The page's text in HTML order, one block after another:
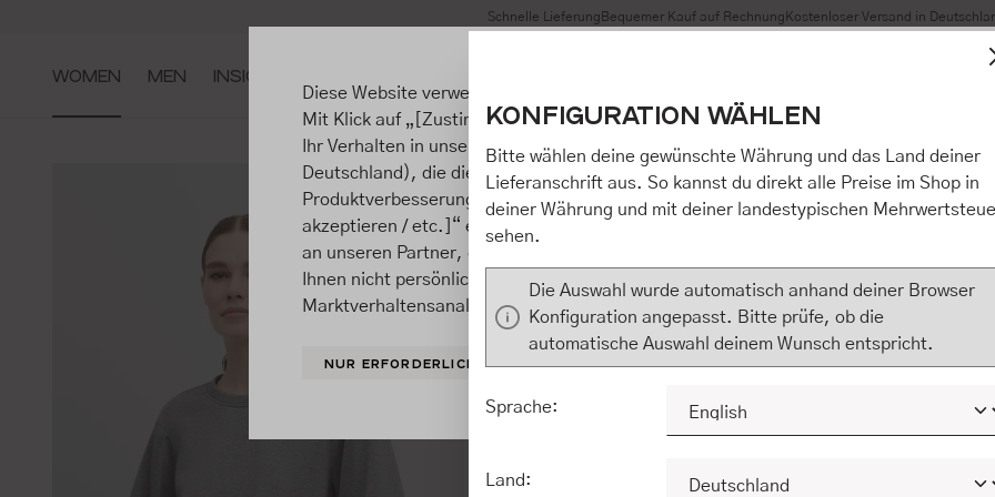
Zur Hauptnavigation springen Schnelle Lieferung Bequemer Kauf auf Rechnung Kostenloser Versand in
WOMEN MEN INSIGHTS
Diese Website verwendet Cookies, um eine bestmögliche Erfahrung bieten zu können.
Mit Klick auf „[Zustimmen / Alles akzeptieren / etc.]“ erteilen Sie Ihre Einwilligung
Ihr Verhalten in unserem Shop an unseren Partner, die shopware AG (Ebbinghoff 10,
Deutschland), die diese Daten Ihnen nicht persönlich zuordnen kann, sie aber zu
Produktverbesserungen, Marktverhaltensanalysen) verarbeiten darf. Mit Klick auf
akzeptieren / etc.]“ erteilen Sie Ihre Einwilligung auch in die Weitergabe über Ihr
an unseren Partner, die shopware AG (Ebbinghoff 10, 48624 Schöppingen,
Ihnen nicht persönlich zuordnen kann, sie aber zu eigenen Zwecken (z.B.
Marktverhaltensanalysen) verarbeiten darf.
NUR ERFORDERLICHE KONFIGURIEREN ALLE COOKIES
KONFIGURATION WÄHLEN
Bitte wählen deine gewünschte Währung und das Land deiner
Lieferanschrift aus. So kannst du direkt alle Preise im Shop in
deiner Währung und mit deiner landestypischen
sehen.
Die Auswahl wurde automatisch anhand deiner Browser
Konfiguration angepasst. Bitte prüfe, ob die
automatische Auswahl deinem Wunsch entspricht.
Sprache:
Land: